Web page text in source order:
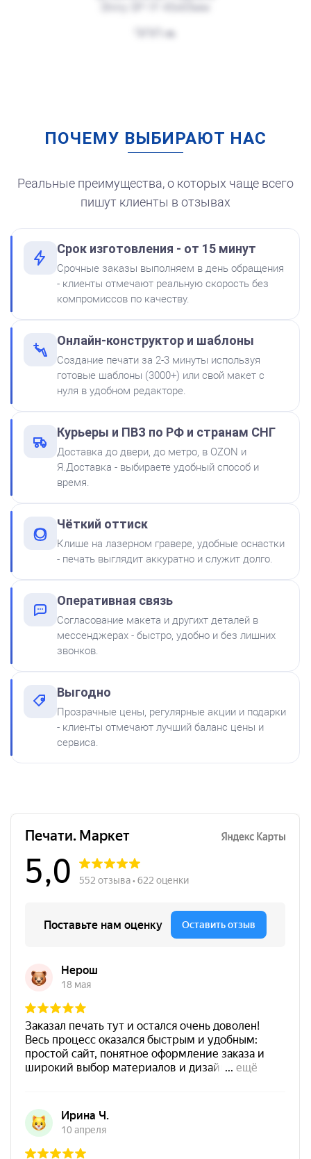
Печать Резиденция Деда Мороза (с посохом в руке)
от 250
Печать Резиденция Деда Мороза со Снегурочкой
Заказать
от 250
Заказать
от 250
Печать детский Тасманский дьявол
Заказать
Печать для школьных оценок "Отлично" Акриловая печать
300
Штемпельная подушка
для автоматической
250
Краска на водной основе
Shiny S-62 КРАСНАЯ 28ml
300
Shiny SP-2F 88х57мм
500
Краска на водной основе
300
Краска на водной основе
Shiny S-65 ЗЕЛЕНАЯ 28ml
Краска на водной основе
Shiny S-64 ФИОЛЕТОВАЯ
300
700
Штемпельная подушка
ПОЧЕМУ ВЫБИРАЮТ НАС
Реальные преимущества, о которых чаще всего
пишут клиенты в отзывах
Срок изготовления - от 15 минут
Срочные заказы выполняем в день обращения
- клиенты отмечают реальную скорость без
компромиссов по качеству.
Онлайн-конструктор и шаблоны
Создание печати за 2-3 минуты используя
готовые шаблоны (3000+) или свой макет с
нуля в удобном редакторе.
Курьеры и ПВЗ по РФ и странам СНГ
Доставка до двери, до метро, в OZON и
Я.Доставка - выбираете удобный способ и
время.
Чёткий оттиск
Клише на лазерном гравере, удобные оснастки
- печать выглядит аккуратно и служит долго.
Оперативная связь
Согласование макета и другихт деталей в
мессенджерах - быстро, удобно и без лишних
звонков.
Выгодно
Прозрачные цены, регулярные акции и подарки
- клиенты отмечают лучший баланс цены и
сервиса.